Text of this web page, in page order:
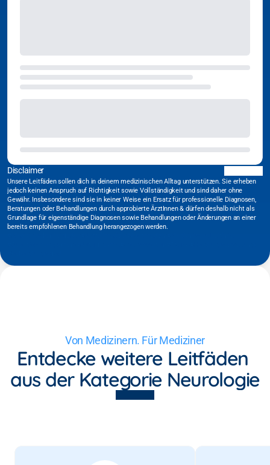
Disclaimer
Unsere Leitfäden sollen dich in deinem medizinischen Alltag unterstützen. Sie erheben
jedoch keinen Anspruch auf Richtigkeit sowie Vollständigkeit und sind daher ohne
Gewähr. Insbesondere sind sie in keiner Weise ein Ersatz für professionelle Diagnosen,
Beratungen oder Behandlungen durch approbierte ÄrztInnen & dürfen deshalb nicht als
Grundlage für eigenständige Diagnosen sowie Behandlungen oder Änderungen an einer
bereits empfohlenen Behandlung herangezogen werden.
Von Medizinern. Für Mediziner
Entdecke weitere Leitfäden
aus der Kategorie Neurologie